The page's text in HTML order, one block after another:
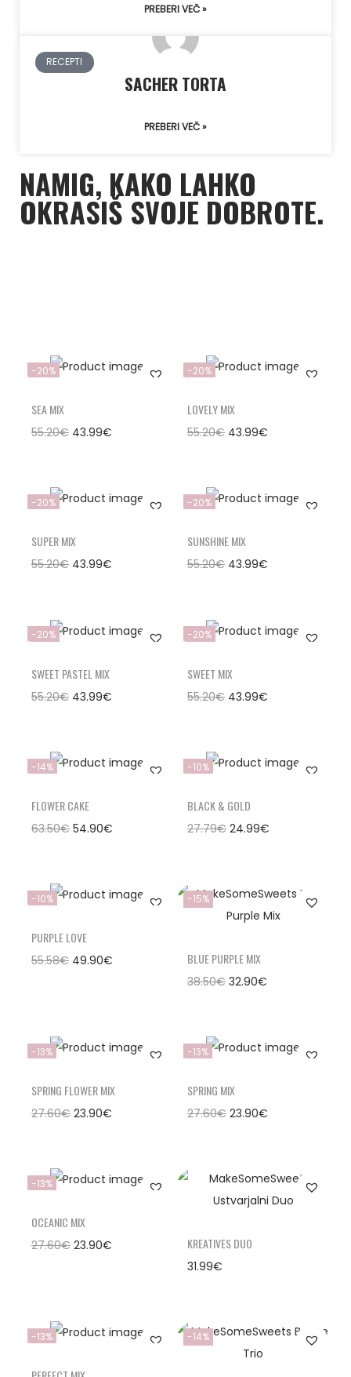
PREBERI VEČ »
RECEPTI
SACHER TORTA
PREBERI VEČ »
NAMIG, KAKO LAHKO
OKRASIŠ SVOJE DOBROTE.
-20%
SEA MIX
55.20€ 43.99€
-20%
LOVELY MIX
55.20€ 43.99€
-20%
SUPER MIX
55.20€ 43.99€
-20%
SUNSHINE MIX
55.20€ 43.99€
-20%
SWEET PASTEL MIX
55.20€ 43.99€
-20%
SWEET MIX
55.20€ 43.99€
-14%
FLOWER CAKE
63.50€ 54.90€
-10%
BLACK & GOLD
27.79€ 24.99€
-10%
PURPLE LOVE
55.58€ 49.90€
-15%
BLUE PURPLE MIX
38.50€ 32.90€
-13%
SPRING FLOWER MIX
27.60€ 23.90€
-13%
SPRING MIX
27.60€ 23.90€
-13%
OCEANIC MIX
27.60€ 23.90€ KREATIVES DUO
31.99€
-13% -14%